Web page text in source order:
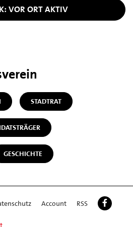
VOR ORT AKTIV
STADTRAT
GESCHICHTE
Account RSS